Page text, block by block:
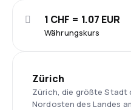
Währungskurs
1 CHF = 1.07 EUR
Zürich
Zürich, die größte Stadt
Nordosten des Landes